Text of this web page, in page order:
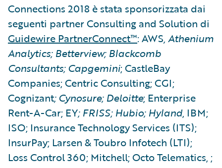
Connections 2018 è stata sponsorizzata dai
seguenti partner Consulting and Solution di
Guidewire PartnerConnect™: AWS, Athenium
Analytics; Betterview; Blackcomb
Consultants; Capgemini; CastleBay
Companies; Centric Consulting; CGI;
Cognizant; Cynosure; Deloitte; Enterprise
Rent-A-Car; EY; FRISS; Hubio; Hyland, IBM;
ISO; Insurance Technology Services (ITS);
InsurPay; Larsen & Toubro Infotech (LTI);
Loss Control 360; Mitchell; Octo Telematics, ;